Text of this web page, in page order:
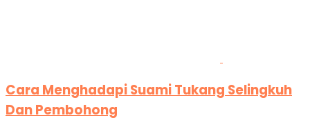
Cara Menghadapi Suami Tukang Selingkuh
Dan Pembohong